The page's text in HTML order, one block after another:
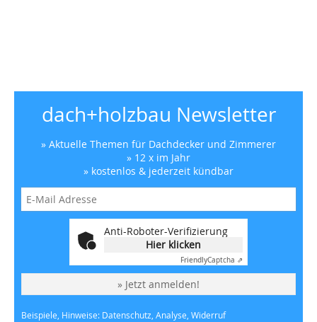
dach+holzbau Newsletter
» Aktuelle Themen für Dachdecker und Zimmerer
» 12 x im Jahr
» kostenlos & jederzeit kündbar
Anti-Roboter-Verifizierung
Hier klicken
FriendlyCaptcha ⇗
» Jetzt anmelden!
Beispiele, Hinweise: Datenschutz, Analyse, Widerruf